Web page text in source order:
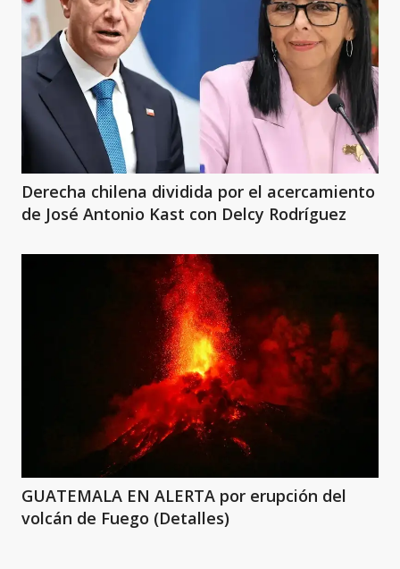
Derecha chilena dividida por el acercamiento
de José Antonio Kast con Delcy Rodríguez
GUATEMALA EN ALERTA por erupción del
volcán de Fuego (Detalles)